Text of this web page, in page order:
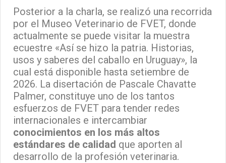
Posterior a la charla, se realizó una recorrida
por el Museo Veterinario de FVET, donde
actualmente se puede visitar la muestra
ecuestre «Así se hizo la patria. Historias,
usos y saberes del caballo en Uruguay», la
cual está disponible hasta setiembre de
2026. La disertación de Pascale Chavatte
Palmer, constituye uno de los tantos
esfuerzos de FVET para tender redes
internacionales e intercambiar
conocimientos en los más altos
estándares de calidad que aporten al
desarrollo de la profesión veterinaria.